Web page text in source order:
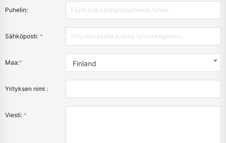
Puhelin:
Sähköposti: *
Maa:* Finland
Yrityksen nimi :
Viesti: *